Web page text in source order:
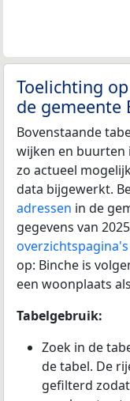
Toelichting
de gemeente
Bovenstaande
wijken en buurten
zo actueel
data bijgewerkt.
adressen in de
gegevens van
op: Binche is
een woonplaats
Tabelgebruik:
Zoek in de
de tabel. De
gefilterd